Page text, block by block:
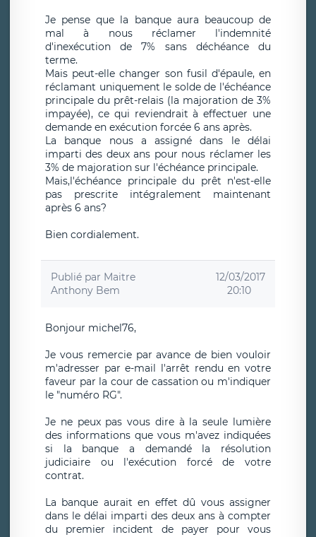
Je pense que la banque aura beaucoup de
mal à nous réclamer l'indemnité
d'inexécution de 7% sans déchéance du
terme.
Mais peut-elle changer son fusil d'épaule, en
réclamant uniquement le solde de l'échéance
principale du prêt-relais (la majoration de 3%
impayée), ce qui reviendrait à effectuer une
demande en exécution forcée 6 ans après.
La banque nous a assigné dans le délai
imparti des deux ans pour nous réclamer les
3% de majoration sur l'échéance principale.
Mais,l'échéance principale du prêt n'est-elle
pas prescrite intégralement maintenant
après 6 ans?
Bien cordialement.
Publié par Maitre
Anthony Bem
12/03/2017
20:10
Bonjour michel76,
Je vous remercie par avance de bien vouloir
m'adresser par e-mail l'arrêt rendu en votre
faveur par la cour de cassation ou m'indiquer
le "numéro RG".
Je ne peux pas vous dire à la seule lumière
des informations que vous m'avez indiquées
si la banque a demandé la résolution
judiciaire ou l'exécution forcé de votre
contrat.
La banque aurait en effet dû vous assigner
dans le délai imparti des deux ans à compter
du premier incident de payer pour vous